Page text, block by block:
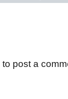
to post a